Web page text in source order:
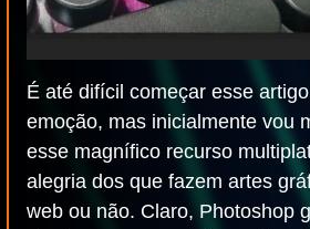
É até difícil começar esse
emoção, mas inicialmente vou
esse magnífico recurso
alegria dos que fazem artes
web ou não. Claro, Photoshop